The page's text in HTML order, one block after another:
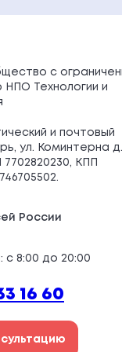
с
Технологии и
и почтовый
ул. Коминтерна д.
7702820230, КПП
России
с 8:00 до 20:00
16 60